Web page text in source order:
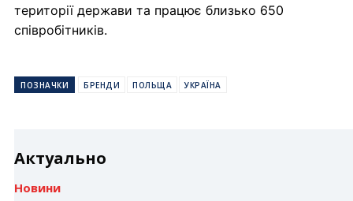
території держави та працює близько 650
співробітників.
ПОЗНАЧКИ БРЕНДИ ПОЛЬЩА УКРАЇНА
Актуально
Новини